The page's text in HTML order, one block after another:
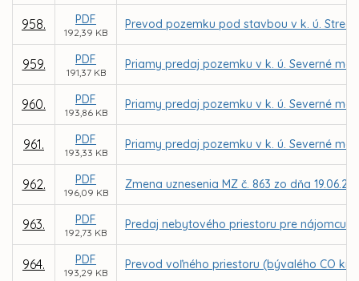
958. PDF
192,39 KB
Prevod pozemku pod stavbou v k. ú.
959. PDF
191,37 KB
Priamy predaj pozemku v k. ú. Severné
960. PDF
193,86 KB
Priamy predaj pozemku v k. ú. Severné
961. PDF
193,33 KB
Priamy predaj pozemku v k. ú. Severné
962. PDF
196,09 KB
Zmena uznesenia MZ č. 863 zo dňa
963. PDF
192,73 KB
Predaj nebytového priestoru pre nájomcu
964. PDF
193,29 KB
Prevod voľného priestoru (bývalého CO